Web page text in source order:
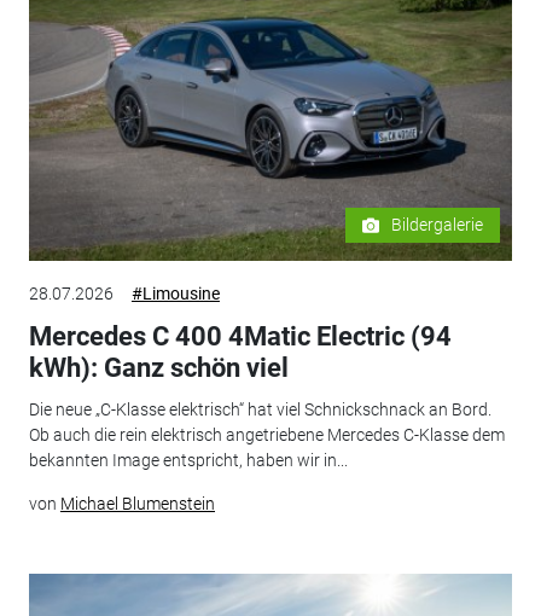
Bildergalerie
28.07.2026 #Limousine
Mercedes C 400 4Matic Electric (94
kWh): Ganz schön viel
Die neue „C-Klasse elektrisch“ hat viel Schnickschnack an Bord.
Ob auch die rein elektrisch angetriebene Mercedes C-Klasse dem
bekannten Image entspricht, haben wir in...
von Michael Blumenstein